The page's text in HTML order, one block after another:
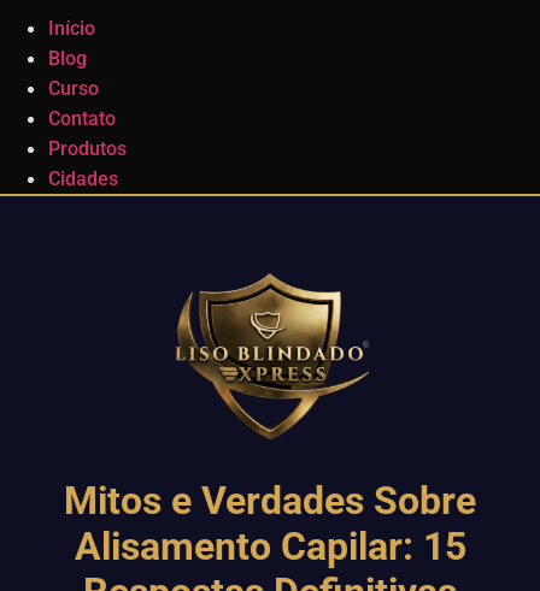
Início
Blog
Curso
Contato
Produtos
Cidades
Mitos e Verdades Sobre
Alisamento Capilar: 15